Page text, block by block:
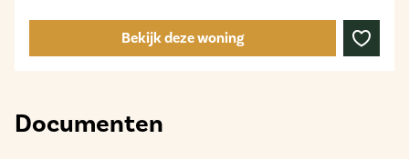
Bekijk deze woning
Documenten